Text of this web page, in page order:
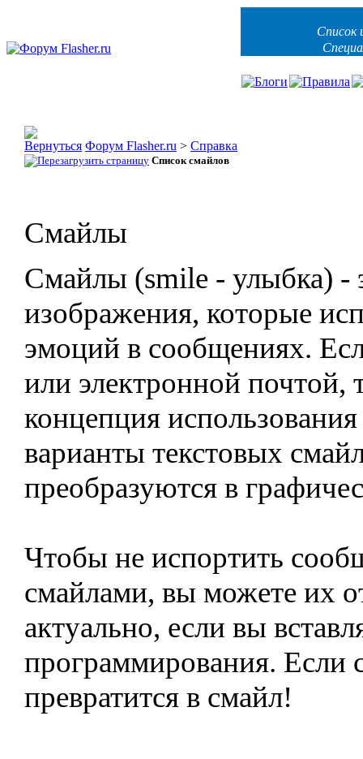
Список
Форум Flasher.ru > Справка
Список смайлов
Смайлы
Смайлы (smile - улыбка) -
изображения, которые
эмоций в сообщениях.
или электронной почтой,
концепция
варианты текстовых
преобразуются в
Чтобы не испортить
смайлами, вы можете их
актуально, если вы
программирования. Если
превратится в смайл!